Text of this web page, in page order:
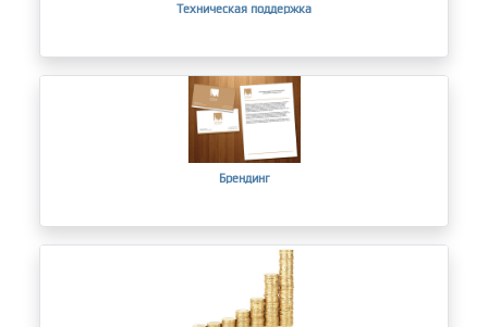
Техническая поддержка
Брендинг